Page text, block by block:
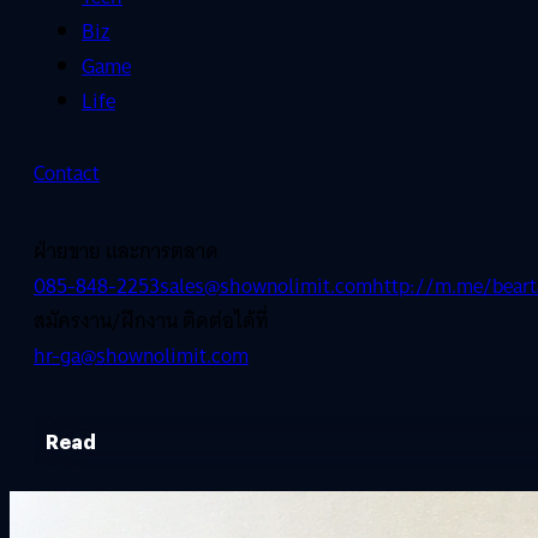
Biz
Game
Life
Contact
ฝ่ายขาย และการตลาด
085-848-2253sales@shownolimit.comhttp://m.me/
สมัครงาน/ฝึกงาน ติดต่อได้ที่
hr-ga@shownolimit.com
Read